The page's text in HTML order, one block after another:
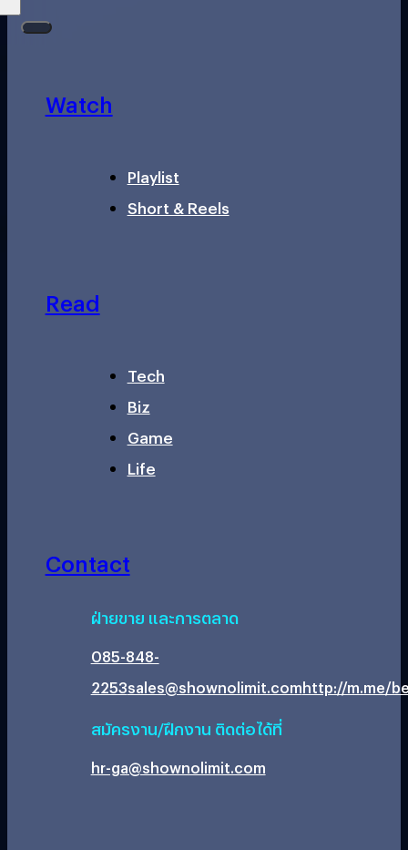
Watch
Playlist
Short & Reels
Read
Tech
Biz
Game
Life
Contact
ฝ่ายขาย และการตลาด
085-848-
2253sales@shownolimit.comhttp://m.me/
สมัครงาน/ฝึกงาน ติดต่อได้ที่
hr-ga@shownolimit.com